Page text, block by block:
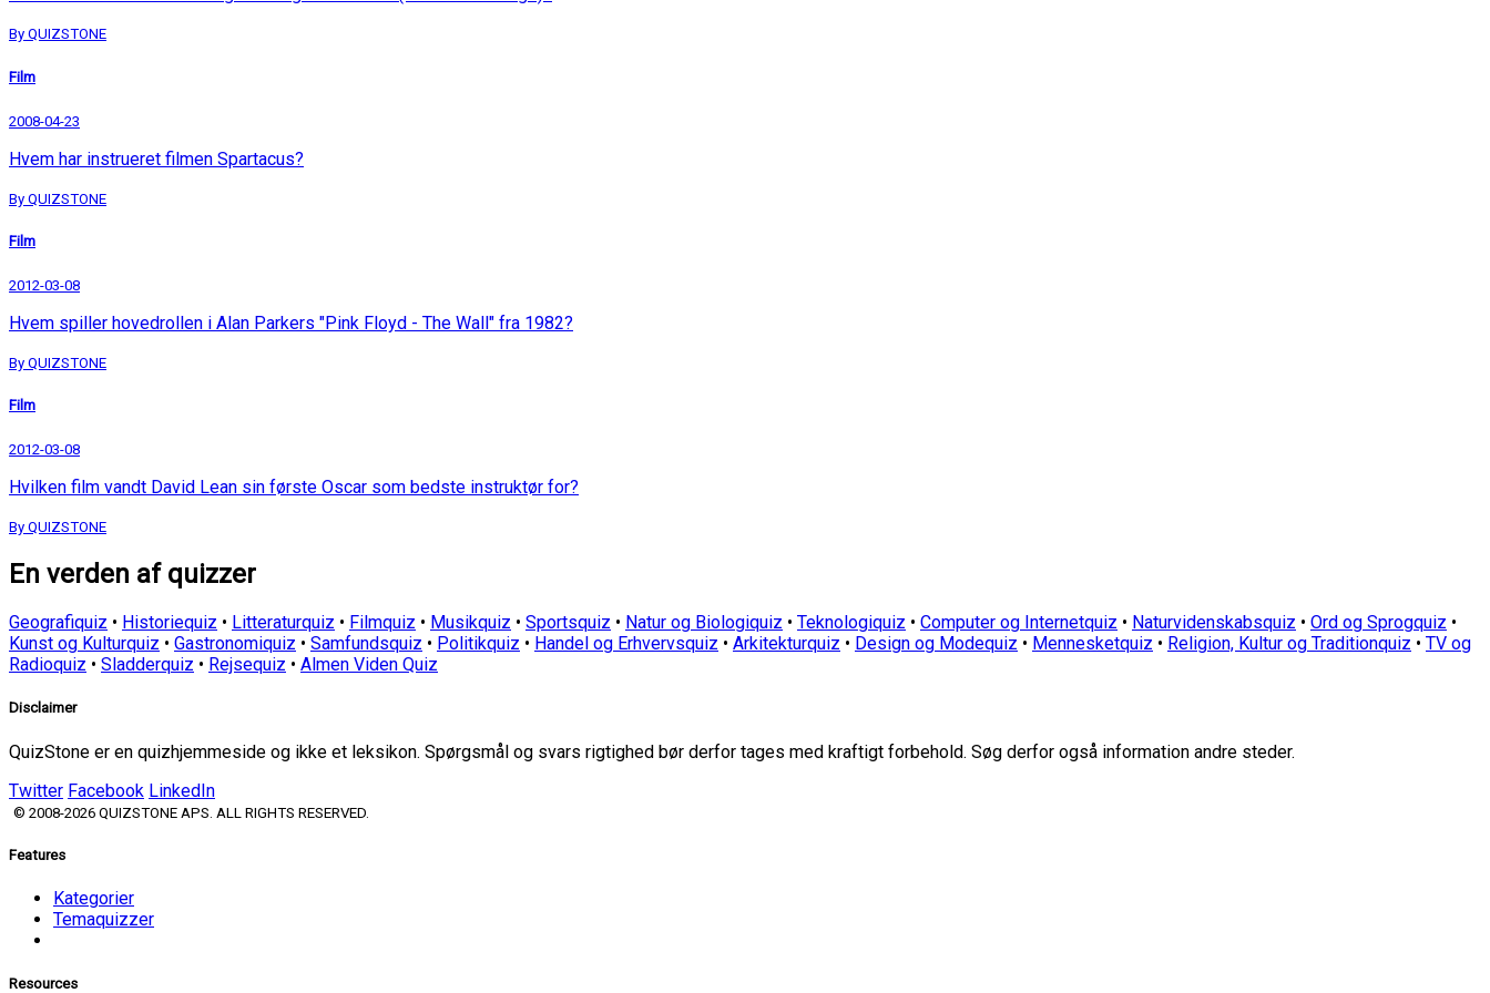
By QUIZSTONE
Film
2008-04-23
Hvem har instrueret filmen Spartacus?
By QUIZSTONE
Film
2012-03-08
Hvem spiller hovedrollen i Alan Parkers "Pink Floyd - The Wall" fra 1982?
By QUIZSTONE
Film
2012-03-08
Hvilken film vandt David Lean sin første Oscar som bedste instruktør for?
By QUIZSTONE
En verden af quizzer
Geografiquiz • Historiequiz • Litteraturquiz • Filmquiz • Musikquiz • Sportsquiz • Natur og Biologiquiz • Teknologiquiz • Computer og Internetquiz • Naturvidenskabsquiz • Ord og Sprogquiz •
Kunst og Kulturquiz • Gastronomiquiz • Samfundsquiz • Politikquiz • Handel og Erhvervsquiz • Arkitekturquiz • Design og Modequiz • Mennesketquiz • Religion, Kultur og Traditionquiz • TV og
Radioquiz • Sladderquiz • Rejsequiz • Almen Viden Quiz
Disclaimer
QuizStone er en quizhjemmeside og ikke et leksikon. Spørgsmål og svars rigtighed bør derfor tages med kraftigt forbehold. Søg derfor også information andre steder.
Twitter Facebook LinkedIn
© 2008-2026 QUIZSTONE APS. ALL RIGHTS RESERVED.
Features
Kategorier
Temaquizzer
Resources